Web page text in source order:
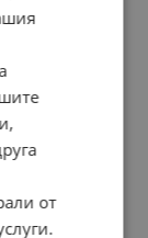
от